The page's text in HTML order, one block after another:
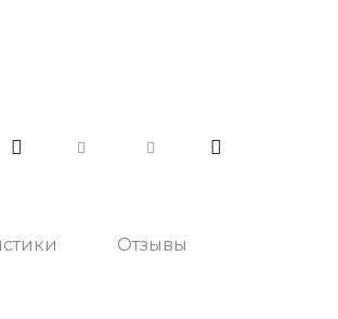
Отзывы